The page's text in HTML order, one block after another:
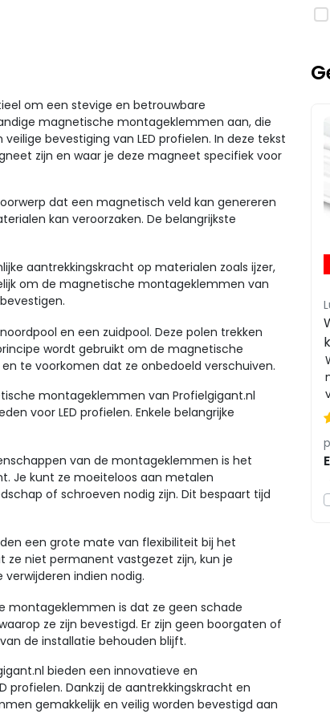
om een stevige en betrouwbare
magnetische montageklemmen aan, die
bevestiging van LED profielen. In deze tekst
zijn en waar je deze magneet specifiek voor
dat een magnetisch veld kan genereren
kan veroorzaken. De belangrijkste
aantrekkingskracht op materialen zoals ijzer,
om de magnetische montageklemmen van
en een zuidpool. Deze polen trekken
wordt gebruikt om de magnetische
te voorkomen dat ze onbedoeld verschuiven.
montageklemmen van Profielgigant.nl
voor LED profielen. Enkele belangrijke
van de montageklemmen is het
Je kunt ze moeiteloos aan metalen
of schroeven nodig zijn. Dit bespaart tijd
een grote mate van flexibiliteit bij het
ze niet permanent vastgezet zijn, kun je
indien nodig.
montageklemmen is dat ze geen schade
ze zijn bevestigd. Er zijn geen boorgaten of
de installatie behouden blijft.
bieden een innovatieve en
profielen. Dankzij de aantrekkingskracht en
gemakkelijk en veilig worden bevestigd aan